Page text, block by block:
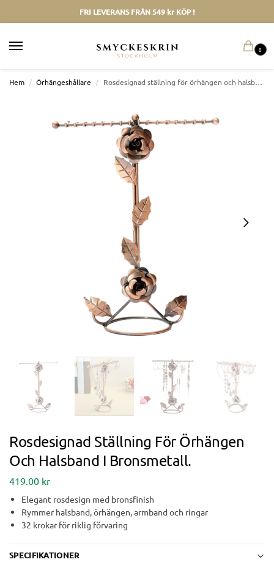
FRI LEVERANS FRÅN 549 kr KÖP !
0
Hem / Örhängeshållare / Rosdesignad ställning för örhängen och halsband i bronsmetall.
Rosdesignad Ställning För Örhängen
Och Halsband I Bronsmetall.
419.00 kr
Elegant rosdesign med bronsfinish
Rymmer halsband, örhängen, armband och ringar
32 krokar för riklig förvaring
SPECIFIKATIONER